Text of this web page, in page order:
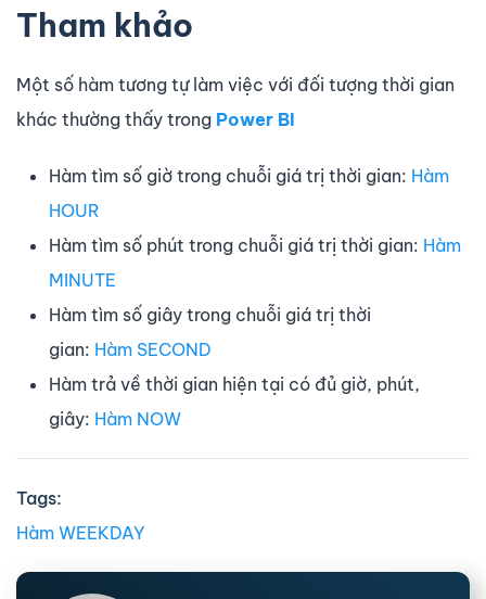
Tham khảo
Một số hàm tương tự làm việc với đối tượng thời gian
khác thường thấy trong Power BI
Hàm tìm số giờ trong chuỗi giá trị thời gian: Hàm
HOUR
Hàm tìm số phút trong chuỗi giá trị thời gian: Hàm
MINUTE
Hàm tìm số giây trong chuỗi giá trị thời
gian: Hàm SECOND
Hàm trả về thời gian hiện tại có đủ giờ, phút,
giây: Hàm NOW
Tags:
Hàm WEEKDAY